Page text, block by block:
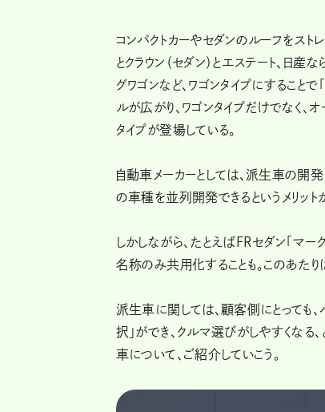
コンパクトカーやセダンのルーフをスト
とクラウン（セダン）とエステート、日産
グワゴンなど、ワゴンタイプにすること
ルが広がり、ワゴンタイプだけでなく、
タイプが登場している。
自動車メーカーとしては、派生車の開
の車種を並列開発できるというメリッ
しかしながら、たとえばFRセダン「マー
名称のみ共用化することも。このあた
派生車に関しては、顧客側にとっても、
択」ができ、クルマ選びがしやすくなる
車について、ご紹介していこう。